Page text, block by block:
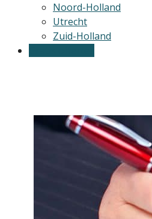
Noord-Holland
Utrecht
Zuid-Holland